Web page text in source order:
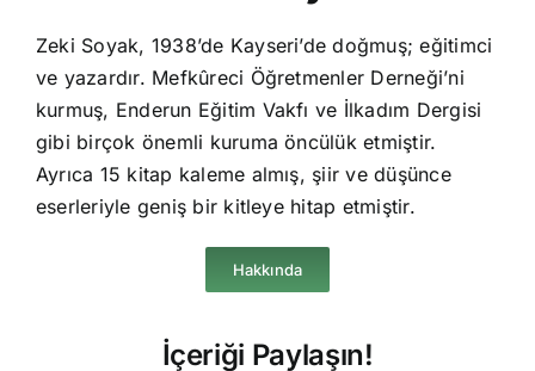
Zeki Soyak, 1938’de Kayseri’de doğmuş; eğitimci
ve yazardır. Mefkûreci Öğretmenler Derneği’ni
kurmuş, Enderun Eğitim Vakfı ve İlkadım Dergisi
gibi birçok önemli kuruma öncülük etmiştir.
Ayrıca 15 kitap kaleme almış, şiir ve düşünce
eserleriyle geniş bir kitleye hitap etmiştir.
Hakkında
İçeriği Paylaşın!